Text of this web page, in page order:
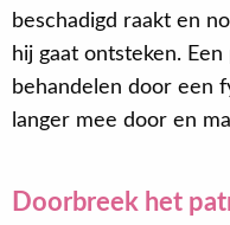
beschadigd raakt en
hij gaat ontsteken.
behandelen door een
langer mee door en
Doorbreek het